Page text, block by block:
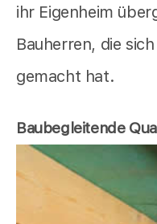
ihr Eigenheim
Bauherren, die
gemacht hat.
Baubegleitende